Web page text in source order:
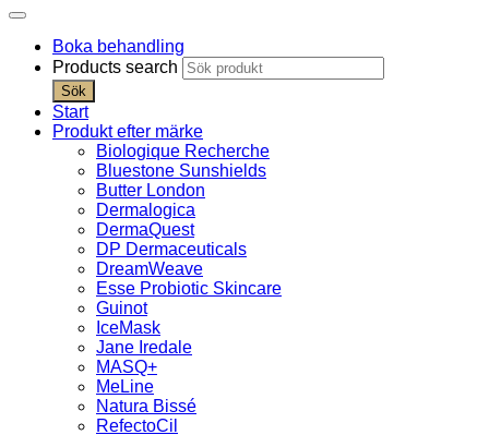
Boka behandling
Products search
Sök
Start
Produkt efter märke
Biologique Recherche
Bluestone Sunshields
Butter London
Dermalogica
DermaQuest
DP Dermaceuticals
DreamWeave
Esse Probiotic Skincare
Guinot
IceMask
Jane Iredale
MASQ+
MeLine
Natura Bissé
RefectoCil